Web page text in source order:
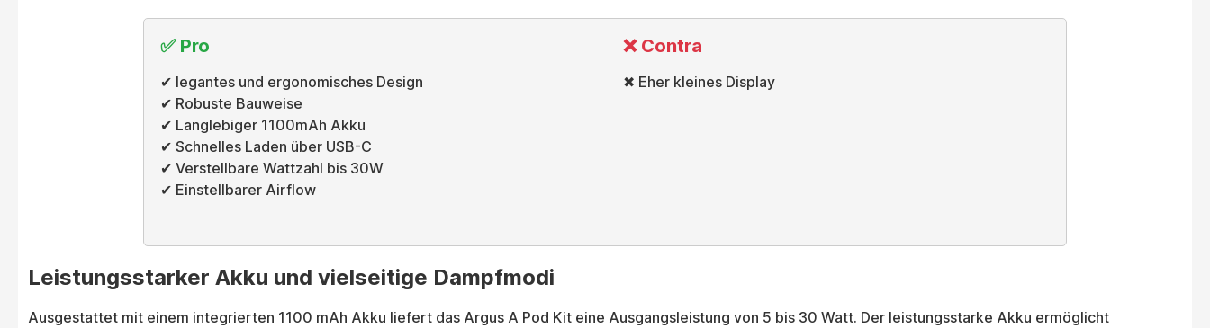
✅ Pro
✔ legantes und ergonomisches Design
✔ Robuste Bauweise
✔ Langlebiger 1100mAh Akku
✔ Schnelles Laden über USB-C
✔ Verstellbare Wattzahl bis 30W
✔ Einstellbarer Airflow
❌ Contra
✖ Eher kleines Display
Leistungsstarker Akku und vielseitige Dampfmodi
Ausgestattet mit einem integrierten 1100 mAh Akku liefert das Argus A Pod Kit eine Ausgangsleistung von 5 bis 30 Watt. Der leistungsstarke Akku ermöglicht